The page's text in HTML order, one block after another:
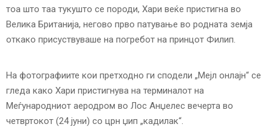
U
тоа што таа тукушто се породи, Хари веќе пристигна во
Велика Британија, негово прво патување во родната земја
откако присуствуваше на погребот на принцот Филип.
На фотографиите кои претходно ги сподели „Мејл онлајн“ се
гледа како Хари пристигнува на терминалот на
Меѓународниот аеродром во Лос Анџелес вечерта во
четвртокот (24 јуни) со црн џип „кадилак“.